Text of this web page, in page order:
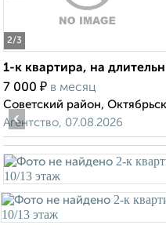
2/3
1-к квартира, на
7 000 ₽ в месяц
Советский район,
Агентство, 07.08.2026
‹